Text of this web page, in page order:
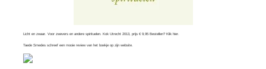
Licht en zwaar. Voor zwevers en andere spirituelen. Kok Utrecht 2013, prijs € 9,95 Bestellen? Klikhier
Taede Smedes schreef een mooie review van het boekje op zijnwebsite